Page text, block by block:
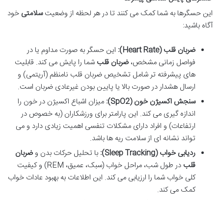
این حسگرها به شما کمک می کنند تا در هر لحظه از وضعیتسلامتی خود
آگاه باشید:
ضربان قلب (Heart Rate):
این حسگر به صورت مداوم یا در
فواصل زمانی مشخص، ضربان قلب شما را پایش می کند. قابلیت
های پیشرفته تر شامل تشخیص ضربان قلب نامنظم (آریتمی) و
ارسال هشدار در صورت بالا یا پایین بودن غیرعادی ضربان است.
سنجش اکسیژن خون (SpO2):
میزان اشباع اکسیژن در خون را
اندازه گیری می کند. این پارامتر برای ورزشکاران (به خصوص در
ارتفاعات) و افراد دارای مشکلات تنفسی اهمیت زیادی دارد و می
تواند نشانه ای از سلامت ریه ها باشد.
ردیابی خواب (Sleep Tracking):
با تحلیل حرکات بدن وضربان
قلب
در طول شب، مراحل خواب (سبک، عمیق، REM) و کیفیت
کلی خواب شما را ارزیابی می کند. این اطلاعات به بهبود عادات خواب
کمک می کند.